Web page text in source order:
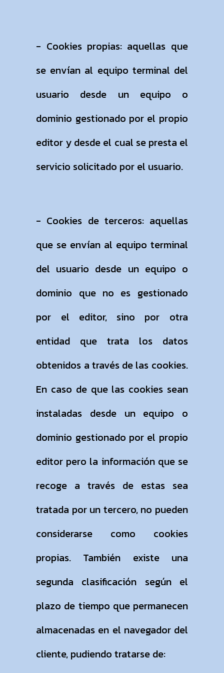
- Cookies propias: aquellas que
se envían al equipo terminal del
usuario desde un equipo o
dominio gestionado por el propio
editor y desde el cual se presta el
servicio solicitado por el usuario.
- Cookies de terceros: aquellas
que se envían al equipo terminal
del usuario desde un equipo o
dominio que no es gestionado
por el editor, sino por otra
entidad que trata los datos
obtenidos a través de las cookies.
En caso de que las cookies sean
instaladas desde un equipo o
dominio gestionado por el propio
editor pero la información que se
recoge a través de estas sea
tratada por un tercero, no pueden
considerarse como cookies
propias. También existe una
segunda clasificación según el
plazo de tiempo que permanecen
almacenadas en el navegador del
cliente, pudiendo tratarse de: